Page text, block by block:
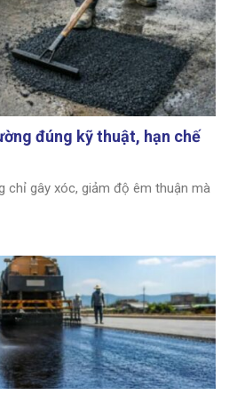
đúng kỹ thuật, hạn chế
chỉ gây xóc, giảm độ êm thuận mà